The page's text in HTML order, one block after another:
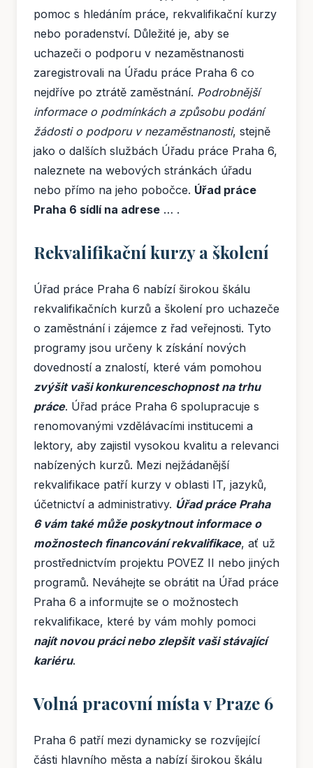
pomoc s hledáním práce, rekvalifikační kurzy
nebo poradenství. Důležité je, aby se
uchazeči o podporu v nezaměstnanosti
zaregistrovali na Úřadu práce Praha 6 co
nejdříve po ztrátě zaměstnání. Podrobnější
informace o podmínkách a způsobu podání
žádosti o podporu v nezaměstnanosti, stejně
jako o dalších službách Úřadu práce Praha 6,
naleznete na webových stránkách úřadu
nebo přímo na jeho pobočce. Úřad práce
Praha 6 sídlí na adrese … .
Rekvalifikační kurzy a školení
Úřad práce Praha 6 nabízí širokou škálu
rekvalifikačních kurzů a školení pro uchazeče
o zaměstnání i zájemce z řad veřejnosti. Tyto
programy jsou určeny k získání nových
dovedností a znalostí, které vám pomohou
zvýšit vaši konkurenceschopnost na trhu
práce. Úřad práce Praha 6 spolupracuje s
renomovanými vzdělávacími institucemi a
lektory, aby zajistil vysokou kvalitu a relevanci
nabízených kurzů. Mezi nejžádanější
rekvalifikace patří kurzy v oblasti IT, jazyků,
účetnictví a administrativy. Úřad práce Praha
6 vám také může poskytnout informace o
možnostech financování rekvalifikace, ať už
prostřednictvím projektu POVEZ II nebo jiných
programů. Neváhejte se obrátit na Úřad práce
Praha 6 a informujte se o možnostech
rekvalifikace, které by vám mohly pomoci
najít novou práci nebo zlepšit vaši stávající
kariéru.
Volná pracovní místa v Praze 6
Praha 6 patří mezi dynamicky se rozvíjející
části hlavního města a nabízí širokou škálu